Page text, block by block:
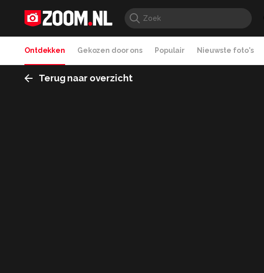
Ontdekken Gekozen door ons Populair Nieuwste foto's
Terug naar overzicht